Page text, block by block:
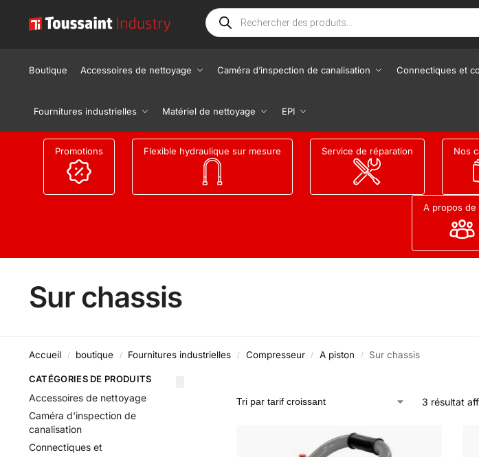
Boutique Accessoires de nettoyage Caméra d’inspection de canalisation Connectiques et
Fournitures industrielles Matériel de nettoyage EPI
Promotions Flexible hydraulique sur mesure Service de réparation Nos
A propos de
Sur chassis
Accueil / boutique / Fournitures industrielles / Compresseur / A piston / Sur chassis
3 résultat
CATÉGORIES DE PRODUITS
Accessoires de nettoyage
Caméra d'inspection de
canalisation
Connectiques et